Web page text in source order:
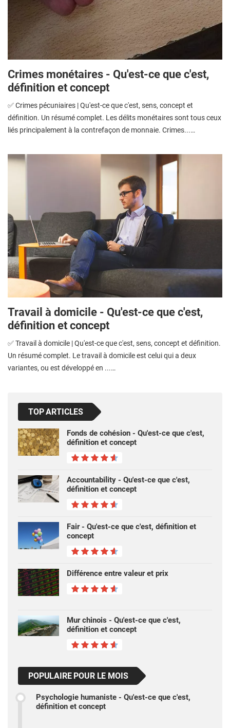
Crimes monétaires - Qu'est-ce que c'est,
définition et concept
✅ Crimes pécuniaires | Qu'est-ce que c'est, sens, concept et
définition. Un résumé complet. Les délits monétaires sont tous ceux
liés principalement à la contrefaçon de monnaie. Crimes...…
Travail à domicile - Qu'est-ce que c'est,
définition et concept
✅ Travail à domicile | Qu'est-ce que c'est, sens, concept et définition.
Un résumé complet. Le travail à domicile est celui qui a deux
variantes, ou est développé en ...…
TOP ARTICLES
Fonds de cohésion - Qu'est-ce que c'est,
définition et concept
Accountability - Qu'est-ce que c'est,
définition et concept
Fair - Qu'est-ce que c'est, définition et
concept
Différence entre valeur et prix
Mur chinois - Qu'est-ce que c'est,
définition et concept
POPULAIRE POUR LE MOIS
Psychologie humaniste - Qu'est-ce que c'est,
définition et concept